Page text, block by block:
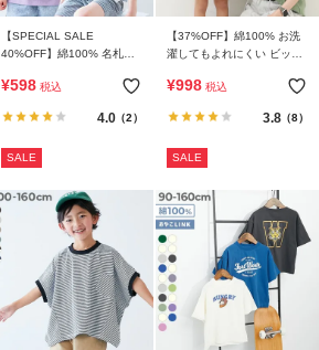
【SPECIAL SALE
40%OFF】綿100% 名札穴
ト 半袖Tシャツ
¥598 税込
4.0（2）
SALE
【37%OFF】綿100% お洗
濯してもよれにくい ビッグ
ツ
¥998 税込
3.8（8）
SALE